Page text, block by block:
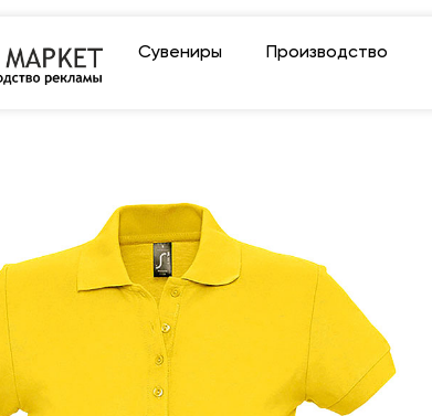
Сувениры Производство